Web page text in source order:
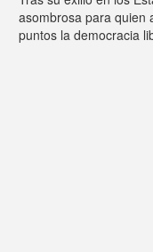
asombrosa para quien
puntos la democracia